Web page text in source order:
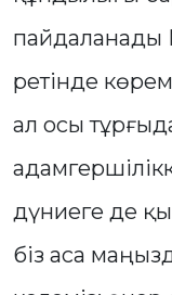
пайдаланады
ретінде
ал осы
дүниеге де
біз аса